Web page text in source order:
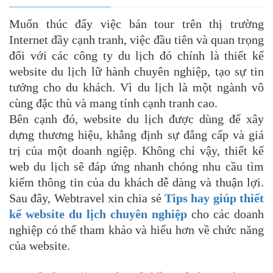
Muốn thúc đẩy việc bán tour trên thị trường
Internet đầy cạnh tranh, việc đầu tiên và quan trọng
đối với các công ty du lịch đó chính là thiết kế
website du lịch lữ hành chuyên nghiệp, tạo sự tin
tưởng cho du khách. Vì du lịch là một ngành vô
cùng đặc thù và mang tính cạnh tranh cao.
Bên cạnh đó, website du lịch được dùng để xây
dựng thương hiệu, khẳng định sự đẳng cấp và giá
trị của một doanh ngiệp. Không chỉ vậy, thiết kế
web du lịch sẽ đáp ứng nhanh chóng nhu cầu tìm
kiếm thông tin của du khách dễ dàng và thuận lợi.
Sau đây, Webtravel xin chia sẻ Tips hay giúp thiết
kế website du lịch chuyên nghiệp cho các doanh
nghiệp có thể tham khảo và hiểu hơn về chức năng
của website.